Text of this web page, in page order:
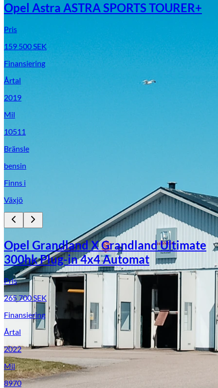
Fordonstyp
Mopedbil
Opel Astra ASTRA SPORTS TOURER+
Pris
159 500SEK
Finansiering
Årtal
2019
Mil
10511
Bränsle
bensin
Finns i
Växjö
Opel Grandland X Grandland Ultimate
300hk Plug-in 4x4 Automat
Pris
265 700SEK
Finansiering
Årtal
2022
Mil
8970